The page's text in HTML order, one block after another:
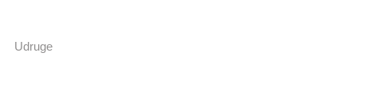
Udruge